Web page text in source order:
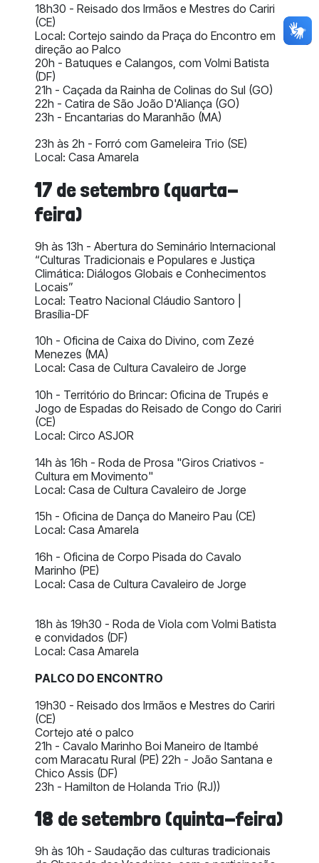
18h30 - Reisado dos Irmãos e Mestres do Cariri
(CE)
Local: Cortejo saindo da Praça do Encontro em
direção ao Palco
20h -Batuques e Calangos, com Volmi Batista
(DF)
21h - Caçada da Rainha de Colinas do Sul (GO)
22h -Catira de São João D'Aliança (GO)
23h - Encantarias do Maranhão (MA)
23h às 2h - Forró com Gameleira Trio (SE)
Local: Casa Amarela
17 de setembro (quarta-
feira)
9h às 13h - Abertura do Seminário Internacional
“Culturas Tradicionais e Populares e Justiça
Climática: Diálogos Globais e Conhecimentos
Locais”
Local: Teatro Nacional Cláudio Santoro |
Brasília-DF
10h - Oficina de Caixa do Divino, com Zezé
Menezes (MA)
Local: Casa de Cultura Cavaleiro de Jorge
10h - Território do Brincar: Oficina de Trupés e
Jogo de Espadas do Reisado de Congo do Cariri
(CE)
Local: Circo ASJOR
14h às 16h - Roda de Prosa "Giros Criativos -
Cultura em Movimento"
Local: Casa de Cultura Cavaleiro de Jorge
15h - Oficina de Dança do Maneiro Pau (CE)
Local: Casa Amarela
16h - Oficina de Corpo Pisada do Cavalo
Marinho (PE)
Local: Casa de Cultura Cavaleiro de Jorge
18h às 19h30 - Roda de Viola com Volmi Batista
e convidados (DF)
Local: Casa Amarela
PALCO DO ENCONTRO
19h30 - Reisado dos Irmãos e Mestres do Cariri
(CE)
Cortejo até o palco
21h - Cavalo Marinho Boi Maneiro de Itambé
com Maracatu Rural (PE) 22h - João Santana e
Chico Assis (DF)
23h - Hamilton de Holanda Trio (RJ))
18 de setembro (quinta-feira)
9h às 10h - Saudação das culturas tradicionais